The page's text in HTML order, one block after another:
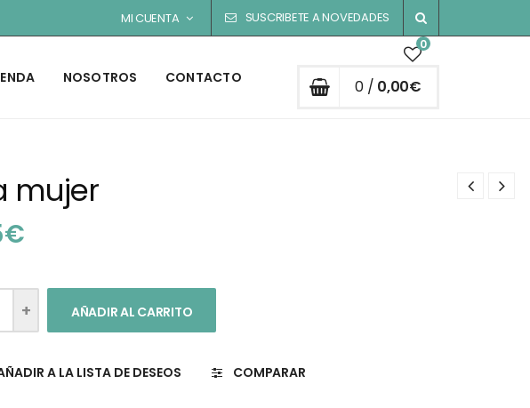
MI CUENTA SUSCRIBETE A NOVEDADES
NOSOTROS CONTACTO
0
0 / 0,00€
mujer
€
AÑADIR AL CARRITO
A LA LISTA DE DESEOS COMPARAR